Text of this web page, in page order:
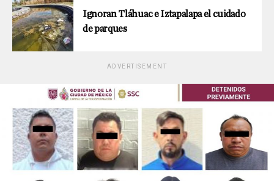
Ignoran Tláhuac e Iztapalapa el cuidado
de parques
ADVERTISEMENT